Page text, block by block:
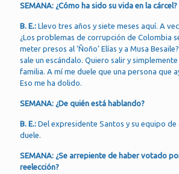
SEMANA: ¿Cómo ha sido su vida en la cárcel?
B. E.: Llevo tres años y siete meses aquí. A
¿Los problemas de corrupción de Colombia
meter presos al ‘Ñoño’ Elías y a Musa
sale un escándalo. Quiero salir y
familia. A mí me duele que una persona que
Eso me ha dolido.
SEMANA: ¿De quién está hablando?
B. E.: Del expresidente Santos y su equipo de
duele.
SEMANA: ¿Se arrepiente de haber votado
reelección?